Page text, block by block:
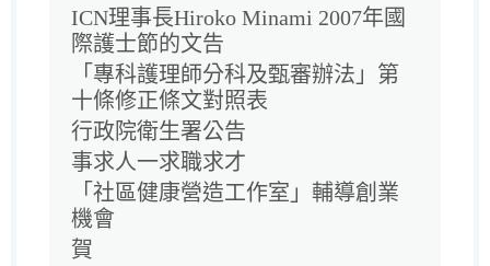
ICN理事長Hiroko Minami 2007年國
際護士節的文告
「專科護理師分科及甄審辦法」第
十條修正條文對照表
行政院衛生署公告
事求人一求職求才
「社區健康營造工作室」輔導創業
機會
賀